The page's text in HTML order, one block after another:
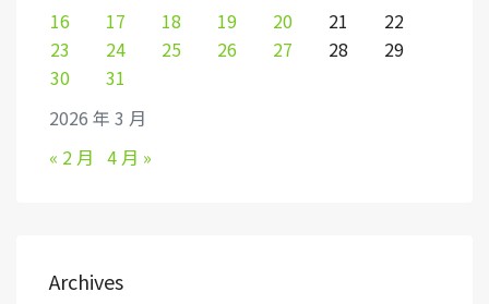
2026 年 3 月
16
17 18 19 20 21
22
23
24 25 26 27 28
29
30
31
« 2 月 4 月 »
Archives